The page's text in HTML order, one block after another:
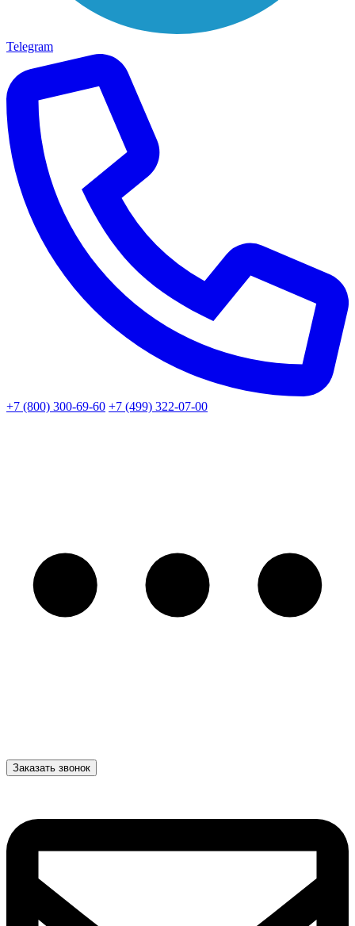
Telegram
+7 (800) 300-69-60 +7 (499) 322-07-00
Заказать звонок